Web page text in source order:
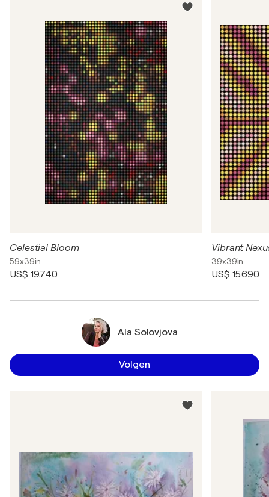
Celestial Bloom
59x39in
US$ 19.740
Vibrant
39x39in
US$ 15.690
Ala Solovjova
Volgen